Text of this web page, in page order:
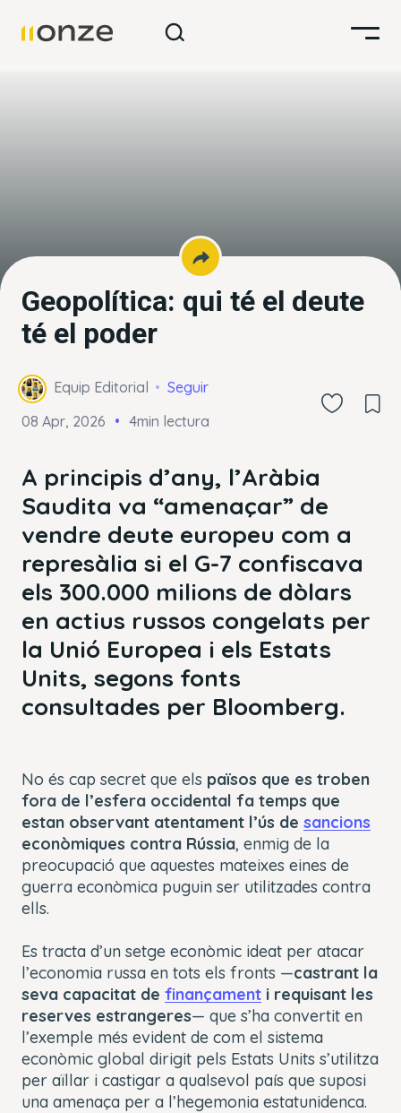
Geopolítica: qui té el deute
té el poder
Equip Editorial
Seguir
08 Apr, 2026
4min lectura
A principis d’any, l’Aràbia
Saudita va “amenaçar” de
vendre deute europeu com a
represàlia si el G-7 confiscava
els 300.000 milions de dòlars
en actius russos congelats per
la Unió Europea i els Estats
Units, segons fonts
consultades per Bloomberg.
No és cap secret que els països que es troben
fora de l’esfera occidental fa temps que
estan observant atentament l’ús de sancions
econòmiques contra Rússia, enmig de la
preocupació que aquestes mateixes eines de
guerra econòmica puguin ser utilitzades contra
ells.
Es tracta d’un setge econòmic ideat per atacar
l’economia russa en tots els fronts —castrant la
seva capacitat de finançament i requisant les
reserves estrangeres— que s’ha convertit en
l’exemple més evident de com el sistema
econòmic global dirigit pels Estats Units s’utilitza
per aïllar i castigar a qualsevol país que suposi
una amenaça per a l’hegemonia estatunidenca.